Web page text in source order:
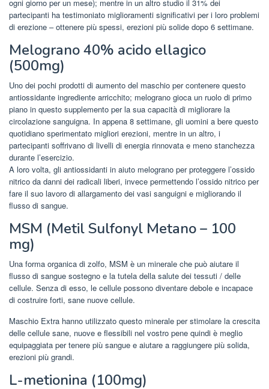
ogni giorno per un mese); mentre in un altro studio il 31% dei
partecipanti ha testimoniato miglioramenti significativi per i loro problemi
di erezione – ottenere più spessi, erezioni più solide dopo 6 settimane.
Melograno 40% acido ellagico
(500mg)
Uno dei pochi prodotti di aumento del maschio per contenere questo
antiossidante ingrediente arricchito; melograno gioca un ruolo di primo
piano in questo supplemento per la sua capacità di migliorare la
circolazione sanguigna. In appena 8 settimane, gli uomini a bere questo
quotidiano sperimentato migliori erezioni, mentre in un altro, i
partecipanti soffrivano di livelli di energia rinnovata e meno stanchezza
durante l’esercizio.
A loro volta, gli antiossidanti in aiuto melograno per proteggere l’ossido
nitrico da danni dei radicali liberi, invece permettendo l’ossido nitrico per
fare il suo lavoro di allargamento dei vasi sanguigni e migliorando il
flusso di sangue.
MSM (Metil Sulfonyl Metano – 100
mg)
Una forma organica di zolfo, MSM è un minerale che può aiutare il
flusso di sangue sostegno e la tutela della salute dei tessuti / delle
cellule. Senza di esso, le cellule possono diventare debole e incapace
di costruire forti, sane nuove cellule.
Maschio Extra hanno utilizzato questo minerale per stimolare la crescita
delle cellule sane, nuove e flessibili nel vostro pene quindi è meglio
equipaggiata per tenere più sangue e aiutare a raggiungere più solida,
erezioni più grandi.
L-metionina (100mg)